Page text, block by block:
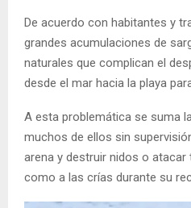
De acuerdo con habitantes y
grandes acumulaciones de
naturales que complican el
desde el mar hacia la playa
A esta problemática se suma
muchos de ellos sin
arena y destruir nidos o
como a las crías durante su